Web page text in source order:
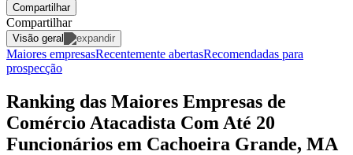
Compartilhar
Compartilhar
Visão geral
Maiores empresasRecentemente abertasRecomendadas para
prospecção
Ranking das Maiores Empresas de
Comércio Atacadista Com Até 20
Funcionários em Cachoeira Grande, MA